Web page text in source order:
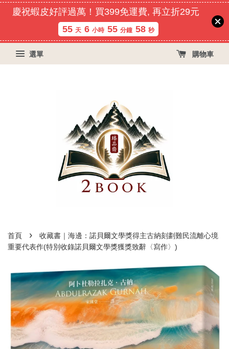
慶祝蝦皮好評過萬！買399免運費, 再立折29元
55 天 6 小時 55 分鐘 57 秒
選單 購物車
首頁 ›
收藏書｜海邊：諾貝爾文學獎得主古納刻劃難民流離心境
重要代表作(特別收錄諾貝爾文學獎獲獎致辭〈寫作〉)